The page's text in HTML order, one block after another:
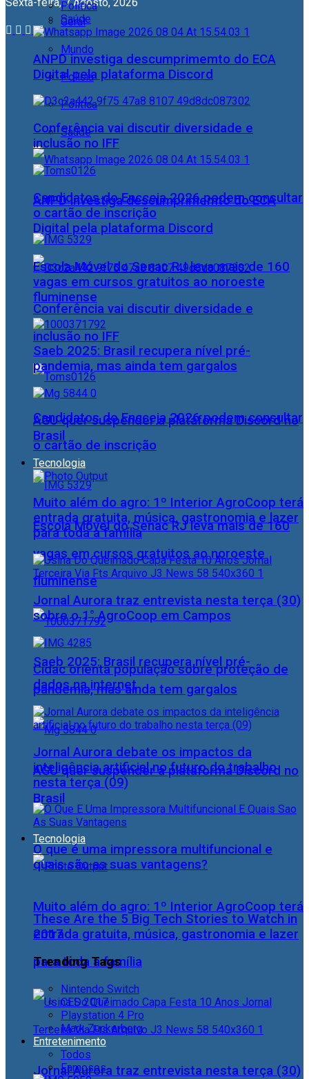
Geral
Mundo
Polícia
Política
Saúde
ANPD investiga descumprimemto do ECA
Digital pela plataforma Discord
Conferência vai discutir diversidade e
inclusão no IFF
Candidatos do Encceja 2026 podem consultar
o cartão de inscrição
Escola Móvel do Senac RJ leva mais de 160
vagas em cursos gratuitos ao noroeste
fluminense
Saeb 2025: Brasil recupera nível pré-
pandemia, mas ainda tem gargalos
AGU quer suspender a plataforma Discord no
Brasil
Tecnologia
Muito além do agro: 1º Interior AgroCoop terá
entrada gratuita, música, gastronomia e lazer
para toda a família
Jornal Aurora traz entrevista nesta terça (30)
Política
Saúde
ANPD investiga descumprimemto do ECA
Digital pela plataforma Discord
Conferência vai discutir diversidade e
inclusão no IFF
Candidatos do Encceja 2026 podem consultar
o cartão de inscrição
Escola Móvel do Senac RJ leva mais de 160
vagas em cursos gratuitos ao noroeste
fluminense
Saeb 2025: Brasil recupera nível pré-
pandemia, mas ainda tem gargalos
AGU quer suspender a plataforma Discord no
Brasil
Tecnologia
Muito além do agro: 1º Interior AgroCoop terá
entrada gratuita, música, gastronomia e lazer
para toda a família
Jornal Aurora traz entrevista nesta terça (30)
sobre o 1° AgroCoop em Campos
Cidac orienta população sobre proteção de
dados na internet
Jornal Aurora debate os impactos da
inteligência artificial no futuro do trabalho
nesta terça (09)
O que é uma impressora multifuncional e
quais são as suas vantagens?
These Are the 5 Big Tech Stories to Watch in
2017
Trending Tags
Nintendo Switch
CES 2017
Playstation 4 Pro
Mark Zuckerberg
Entretenimento
Todos
Famosos